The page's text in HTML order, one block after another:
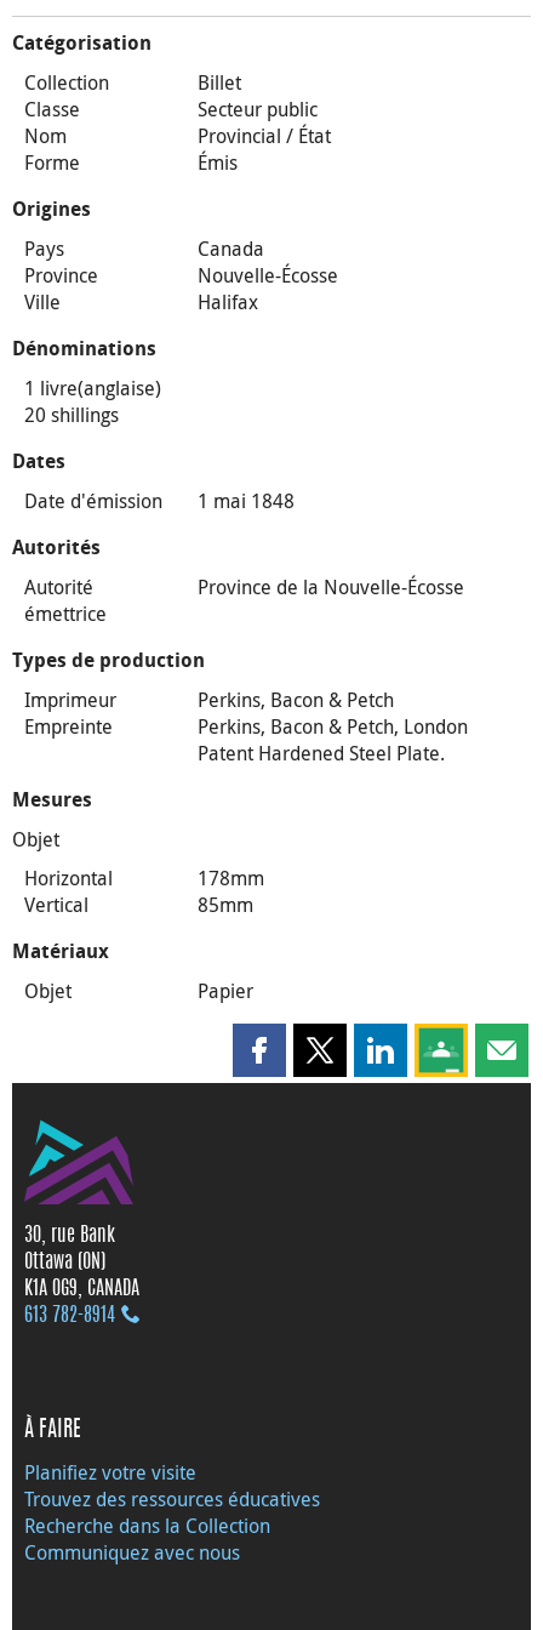
Catégorisation
Collection
Billet
Classe
Secteur public
Nom
Provincial / État
Forme
Émis
Origines
Pays
Canada
Province
Nouvelle-Écosse
Ville
Halifax
Dénominations
1 livre(anglaise)
20 shillings
Dates
Date d'émission 1 mai 1848
Autorités
Autorité
émettrice
Province de la Nouvelle-Écosse
Types de production
Imprimeur
Perkins, Bacon & Petch
Empreinte
Perkins, Bacon & Petch, London
Patent Hardened Steel Plate.
Mesures
Objet
Horizontal
178mm
Vertical
85mm
Matériaux
Objet Papier
Partager cette page sur
Partager cette page sur X
Partager cette
Partagez
30, rue Bank
Ottawa (ON)
K1A 0G9, CANADA
613 782‑8914
À FAIRE
Planifiez votre visite
Trouvez des ressources éducatives
Recherche dans la Collection
Communiquez avec nous